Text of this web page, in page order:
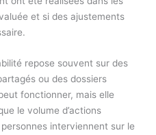
et si des ajustements
repose souvent sur des
ou des dossiers
fonctionner, mais elle
le volume d’actions
interviennent sur le